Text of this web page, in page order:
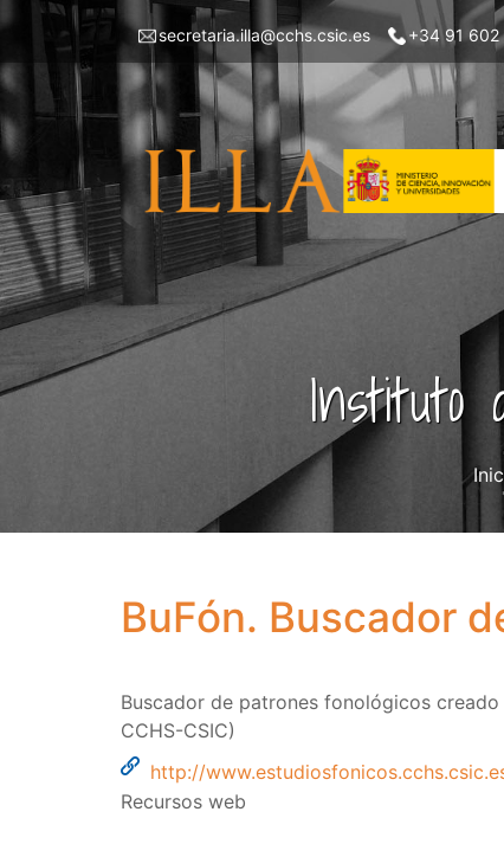
Pasar
contenido
principal
Menu
left
ILLA
secretaria.illa@cchs.csic.es +34 91 602
Instituto
BuFón. Buscador
Buscador de patrones fonológicos
CCHS-CSIC)
http://
Recursos web